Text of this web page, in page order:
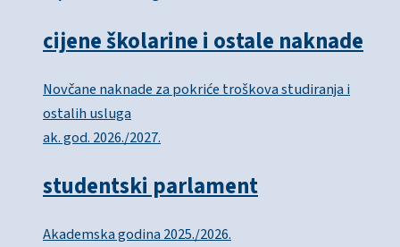
cijene školarine i ostale naknade
Novčane naknade za pokriće troškova studiranja i
ostalih usluga
ak. god. 2026./2027.
studentski parlament
Akademska godina 2025./2026.